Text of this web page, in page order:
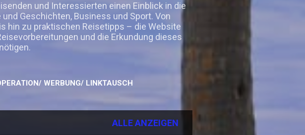
und Interessierten einen Einblick in die
Geschichten, Business und Sport. Von
hin zu praktischen Reisetipps – die Website
und die Erkundung dieses
WERBUNG/ LINKTAUSCH
ALLE ANZEIGEN